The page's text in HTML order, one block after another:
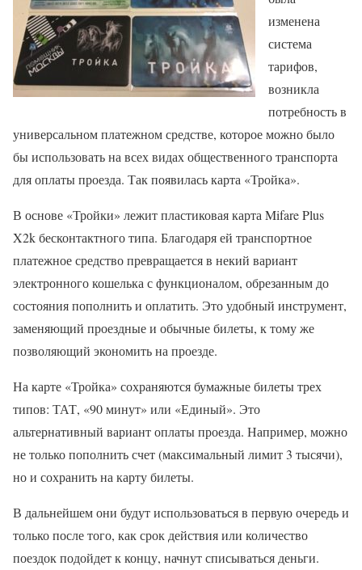
изменена
система
тарифов,
возникла
потребность в
универсальном платежном средстве, которое можно было
бы использовать на всех видах общественного транспорта
для оплаты проезда. Так появилась карта «Тройка».
В основе «Тройки» лежит пластиковая карта Mifare Plus
X2k бесконтактного типа. Благодаря ей транспортное
платежное средство превращается в некий вариант
электронного кошелька с функционалом, обрезанным до
состояния пополнить и оплатить. Это удобный инструмент,
заменяющий проездные и обычные билеты, к тому же
позволяющий экономить на проезде.
На карте «Тройка» сохраняются бумажные билеты трех
типов: ТАТ, «90 минут» или «Единый». Это
альтернативный вариант оплаты проезда. Например, можно
не только пополнить счет (максимальный лимит 3 тысячи),
но и сохранить на карту билеты.
В дальнейшем они будут использоваться в первую очередь и
только после того, как срок действия или количество
поездок подойдет к концу, начнут списываться деньги.